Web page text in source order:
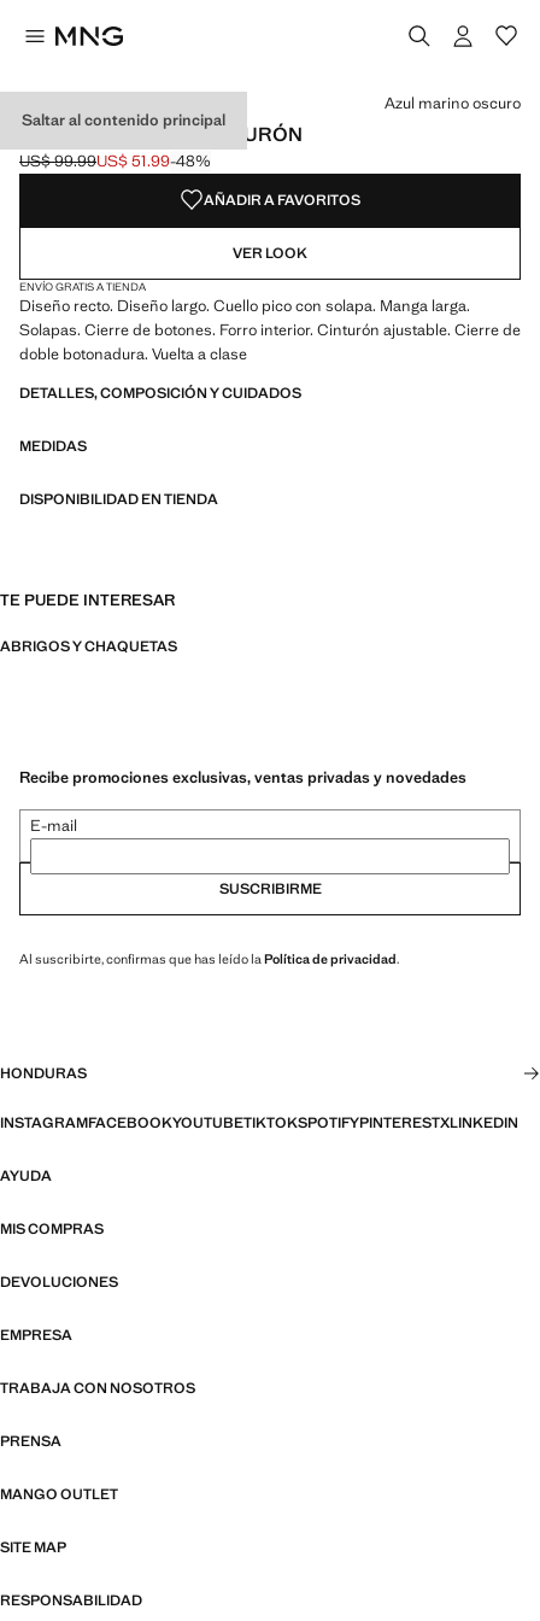
Saltar al contenido principal
TRENCH CLÁSICO CINTURÓN
Precio inicial tachado [US$ 99.99 ]
US$ 99.99
Precio actual [US$ 51.99 ]
US$ 51.99-48%
Selecciona un color
Color Azul marino oscuro seleccionado
Color Beige
Azul marino oscuro
AÑADIR A FAVORITOS
VER LOOK
ENVÍO GRATIS A TIENDA
Diseño recto. Diseño largo. Cuello pico con solapa. Manga larga.
Solapas. Cierre de botones. Forro interior. Cinturón ajustable. Cierre de
doble botonadura. Vuelta a clase
DETALLES, COMPOSICIÓN Y CUIDADOS
MEDIDAS
DISPONIBILIDAD EN TIENDA
TE PUEDE INTERESAR
ABRIGOS Y CHAQUETAS
Recibe promociones exclusivas, ventas privadas y novedades
E-mail
SUSCRIBIRME
Al suscribirte, confirmas que has leído la Política de privacidad.
HONDURAS
INSTAGRAMFACEBOOKYOUTUBETIKTOKSPOTIFYPINTERESTXLINKEDIN
AYUDA
MIS COMPRAS
DEVOLUCIONES
EMPRESA
TRABAJA CON NOSOTROS
PRENSA
MANGO OUTLET
SITE MAP
RESPONSABILIDAD